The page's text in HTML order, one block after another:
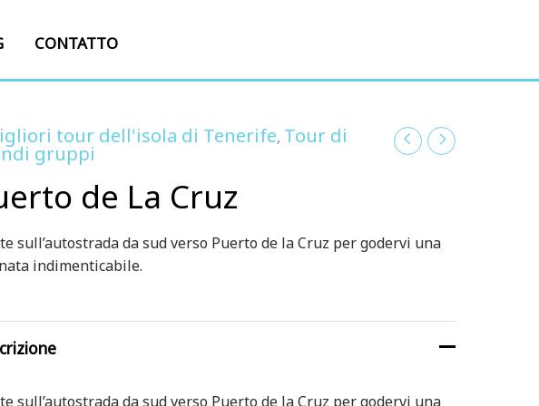
CONTATTO
tour dell'isola di Tenerife, Tour di
gruppi
de La Cruz
sull’autostrada da sud verso Puerto de la Cruz per godervi una
indimenticabile.
sull’autostrada da sud verso Puerto de la Cruz per godervi una